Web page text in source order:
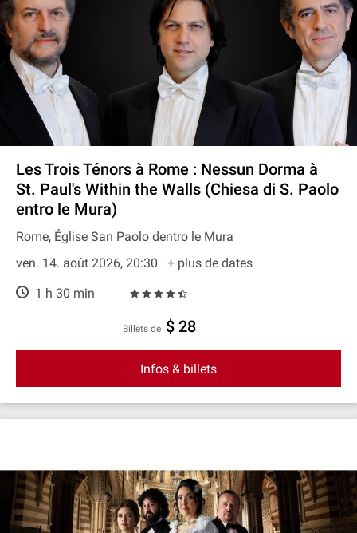
Les Trois Ténors à Rome : Nessun Dorma à
St. Paul's Within the Walls (Chiesa di S. Paolo
entro le Mura)
Rome, Église San Paolo dentro le Mura
ven. 14. août 2026, 20:30
+ plus de dates
1 h 30 min
Billets de $ 28
Infos & billets